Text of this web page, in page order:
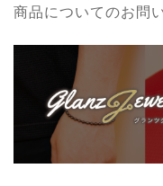
商品についてのお問